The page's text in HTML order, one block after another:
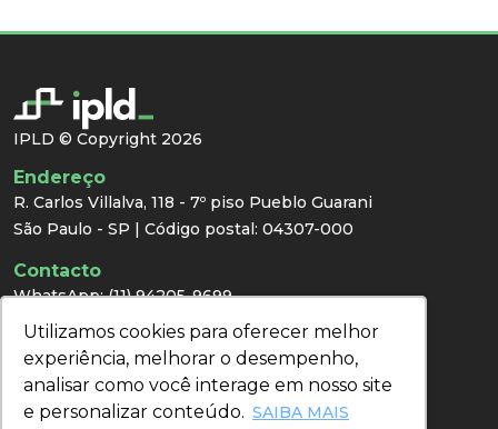
Utilizamos cookies para oferecer melhor
experiência, melhorar o desempenho,
analisar como você interage em nosso site
e personalizar conteúdo. SAIBA MAIS
Utilizamos cookies para oferecer melhor
experiência, melhorar o desempenho,
analisar como você interage em nosso site
e personalizar conteúdo. SAIBA MAIS
IPLD © Copyright 2026
Endereço
R. Carlos Villalva, 118 - 7º piso Pueblo Guarani
São Paulo - SP | Código postal: 04307-000
Contacto
WhatsApp: (11) 94205-9699
E-mail:
congresso@ipld.com.br
Prensa
Redes Sociais